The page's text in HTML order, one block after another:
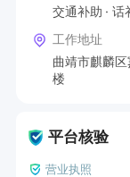
交通补助
话
工作地址
曲靖市麒麟
楼
平台核验
营业执照